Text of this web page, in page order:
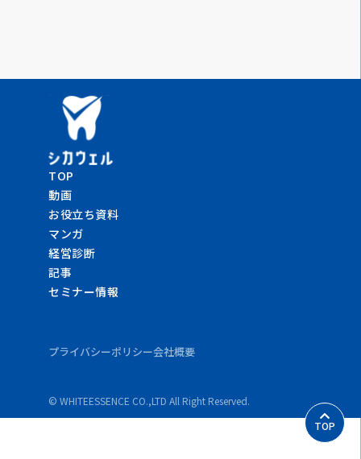
TOP
TOP
動画
お役立ち資料
マンガ
経営診断
記事
セミナー情報
プライバシーポリシー会社概要
© WHITEESSENCE CO.,LTD All Right Reserved.